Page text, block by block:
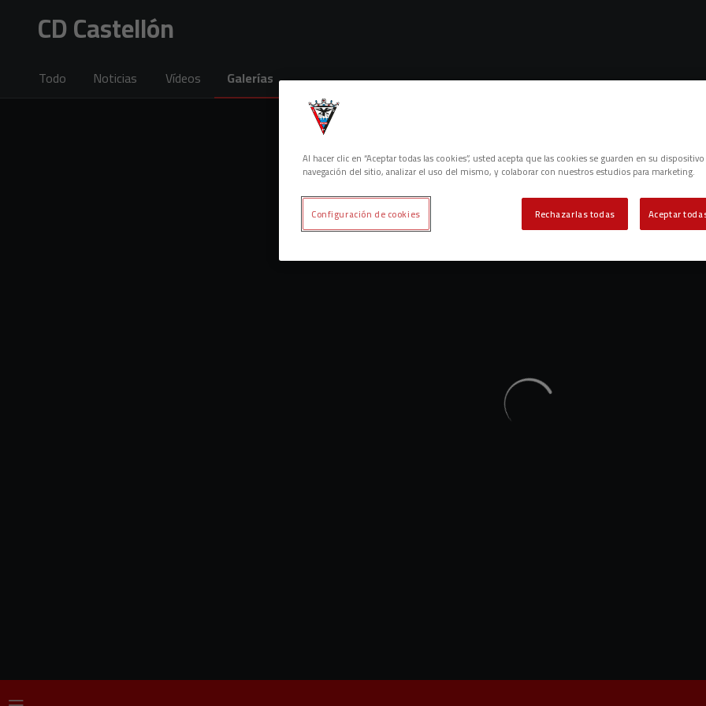
CD Castellón
Todo Noticias Vídeos Galerías
Lo sentimos, no hemos encontrado nada.
Intenta otra búsqueda.
Al hacer clic en “Aceptar todas las cookies”, usted acepta que las cookies se guarden en su
navegación del sitio, analizar el uso del mismo, y colaborar con nuestros estudios para marketing.
Rechazarlas todas Aceptar
Configuración de cookies